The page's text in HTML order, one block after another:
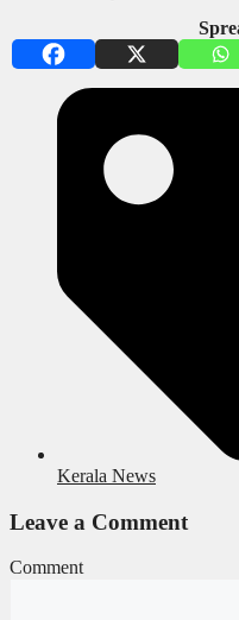
Kerala News
Leave a Comment
Comment